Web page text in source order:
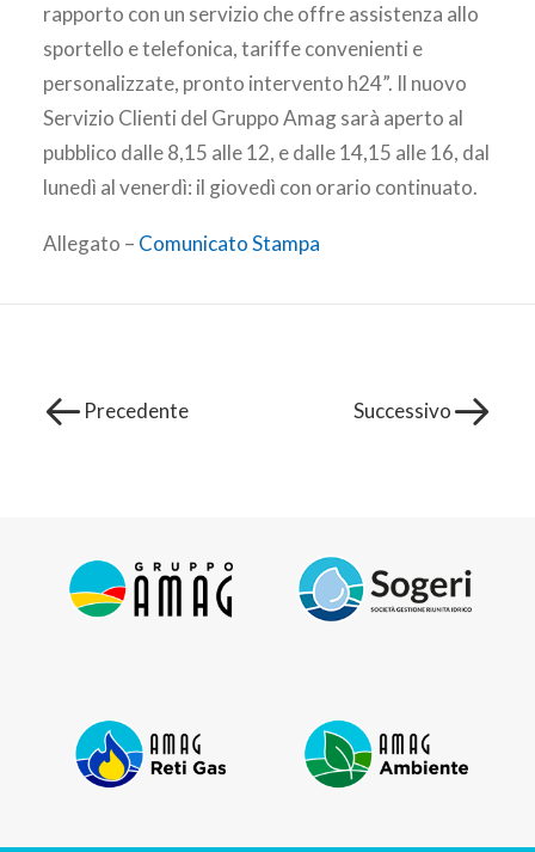
rapporto con un servizio che offre assistenza allo
sportello e telefonica, tariffe convenienti e
personalizzate, pronto intervento h24”. Il nuovo
Servizio Clienti del Gruppo Amag sarà aperto al
pubblico dalle 8,15 alle 12, e dalle 14,15 alle 16, dal
lunedì al venerdì: il giovedì con orario continuato.
Allegato – Comunicato Stampa
Precedente Successivo